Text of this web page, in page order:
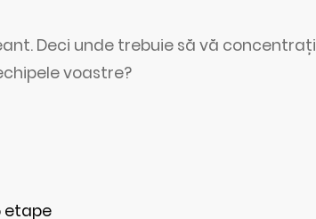
Deci unde trebuie să vă concentrați
voastre?
etape